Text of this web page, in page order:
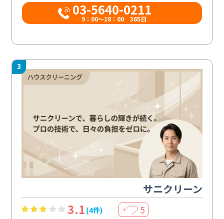
03-5640-0211
9：00～18：00 365日
3
サニクリーン
3.1 (4件) ＋ 5